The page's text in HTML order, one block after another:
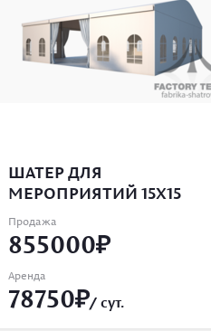
ШАТЕР ДЛЯ
МЕРОПРИЯТИЙ 15Х15
Продажа
855000
Аренда
78750 / сут.